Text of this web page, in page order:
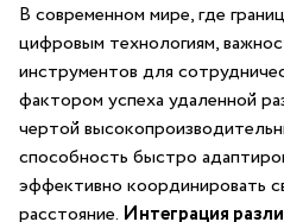
В современном мире, где
цифровым технологиям,
инструментов для
фактором успеха удаленной
чертой
способность быстро
эффективно координировать
расстояние.⁢ Интеграция